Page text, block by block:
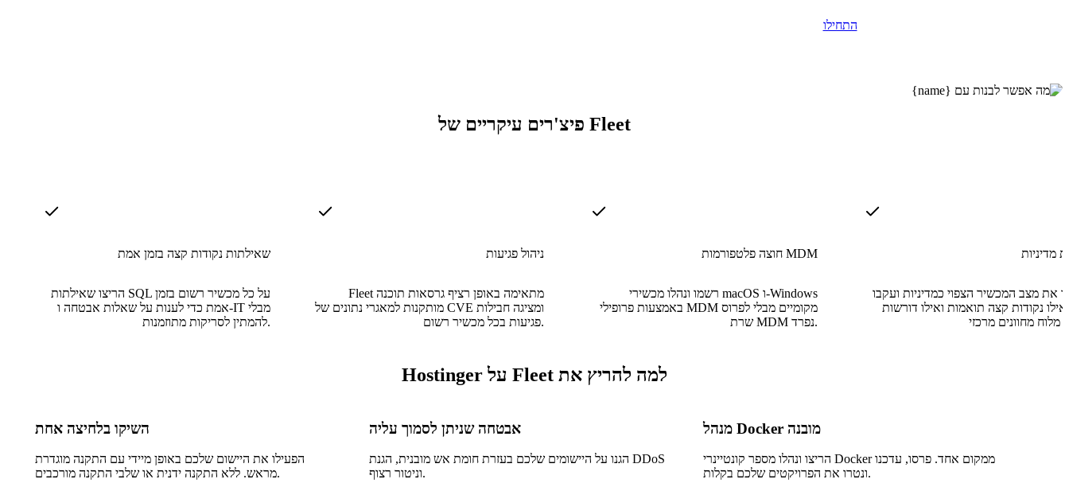
התחילו
פיצ'רים עיקריים של Fleet
שאילתות נקודות קצה בזמן אמת
הריצו שאילתות SQL על כל מכשיר רשום בזמן
אמת כדי לענות על שאלות אבטחה ו-IT מבלי
להמתין לסריקות מתוזמנות.
ניהול פגיעות
Fleet מתאימה באופן רציף גרסאות תוכנה
מותקנות למאגרי נתונים של CVE ומציגה חבילות
פגיעות בכל מכשיר רשום.
חוצה פלטפורמות MDM
רשמו ונהלו מכשירי macOS ו-Windows
באמצעות פרופילי MDM מקומיים מבלי לפרוס
שרת MDM נפרד.
מדיניות
את מצב המכשיר הצפוי כמדיניות ועקבו
נקודות קצה תואמות ואילו דורשות
למה להריץ את Fleet על Hostinger
השיקו בלחיצה אחת
הפעילו את היישום שלכם באופן מיידי עם התקנה מוגדרת
מראש. ללא התקנה ידנית או שלבי התקנה מורכבים.
אבטחה שניתן לסמוך עליה
הגנו על היישומים שלכם בעזרת חומת אש מובנית, הגנת DDoS
וניטור רצוף.
מנהל Docker מובנה
הריצו ונהלו מספר קונטיינרי Docker ממקום אחד. פרסו, עדכנו
ונטרו את הפרויקטים שלכם בקלות.